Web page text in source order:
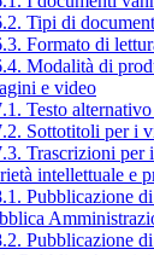
Tipi di
Formato di
Modalità di
e video
Testo
Sottotitoli per i
Trascrizioni per
intellettuale e
Pubblicazione
Pubblicazione